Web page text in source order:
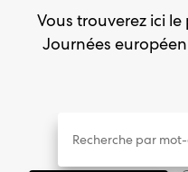
Vous trouverez ici
Journées